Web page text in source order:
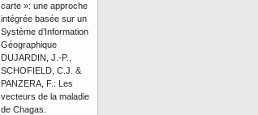
carte »: une approche
intégrée basée sur un
Système d’Information
Géographique
DUJARDIN, J.-P.,
SCHOFIELD, C.J. &
PANZERA, F.: Les
vecteurs de la maladie
de Chagas.